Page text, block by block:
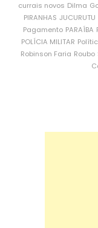
currais novos Dilma
PIRANHAS JUCURUTU
Pagamento PARAÍBA
POLÍCIA MILITAR
Robinson Faria Roubo